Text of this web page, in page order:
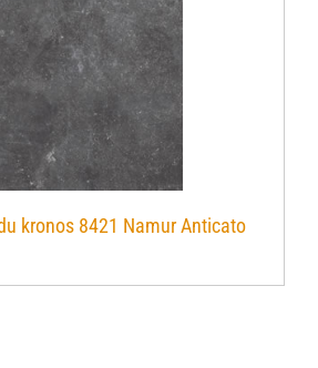
kronos 8421 Namur Anticato